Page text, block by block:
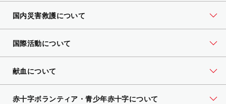
国内災害救護について
国際活動について
献血について
赤十字ボランティア・青少年赤十字について